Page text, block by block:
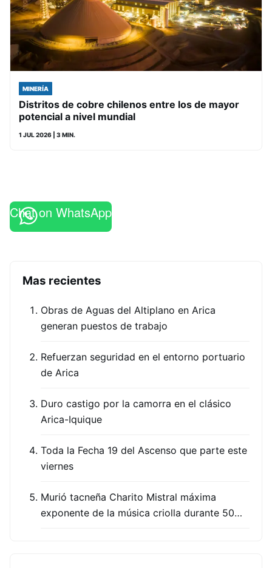
MINERÍA
Distritos de cobre chilenos entre los de mayor
potencial a nivel mundial
1 JUL 2026 | 3 MIN.
Chat on WhatsApp
Mas recientes
Obras de Aguas del Altiplano en Arica
generan puestos de trabajo
Refuerzan seguridad en el entorno portuario
de Arica
Duro castigo por la camorra en el clásico
Arica-Iquique
Toda la Fecha 19 del Ascenso que parte este
viernes
Murió tacneña Charito Mistral máxima
exponente de la música criolla durante 50…